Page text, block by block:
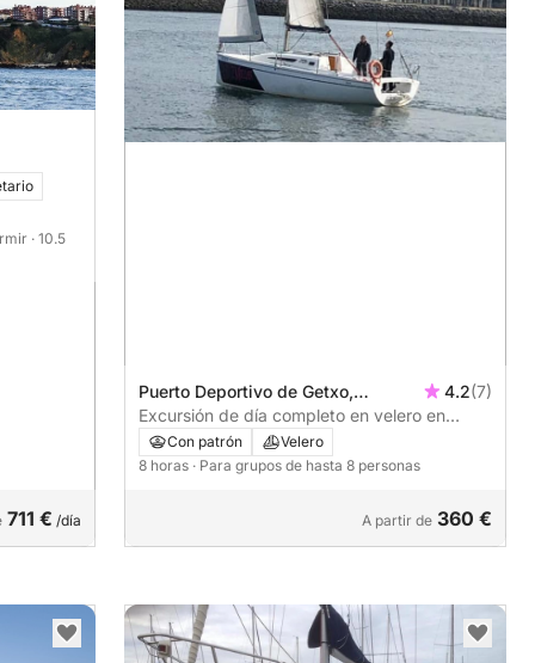
· 10.5
711 € /día
Puerto Deportivo de Getxo,
Guecho, España
4.2(7)
Excursión de día completo en velero en
Getxo.Con patrón
Velero
8 horas · Para grupos de hasta 8 personas
A partir de 360 €